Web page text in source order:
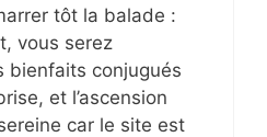
tôt la balade :
vous serez
bienfaits conjugués
et l’ascension
car le site est